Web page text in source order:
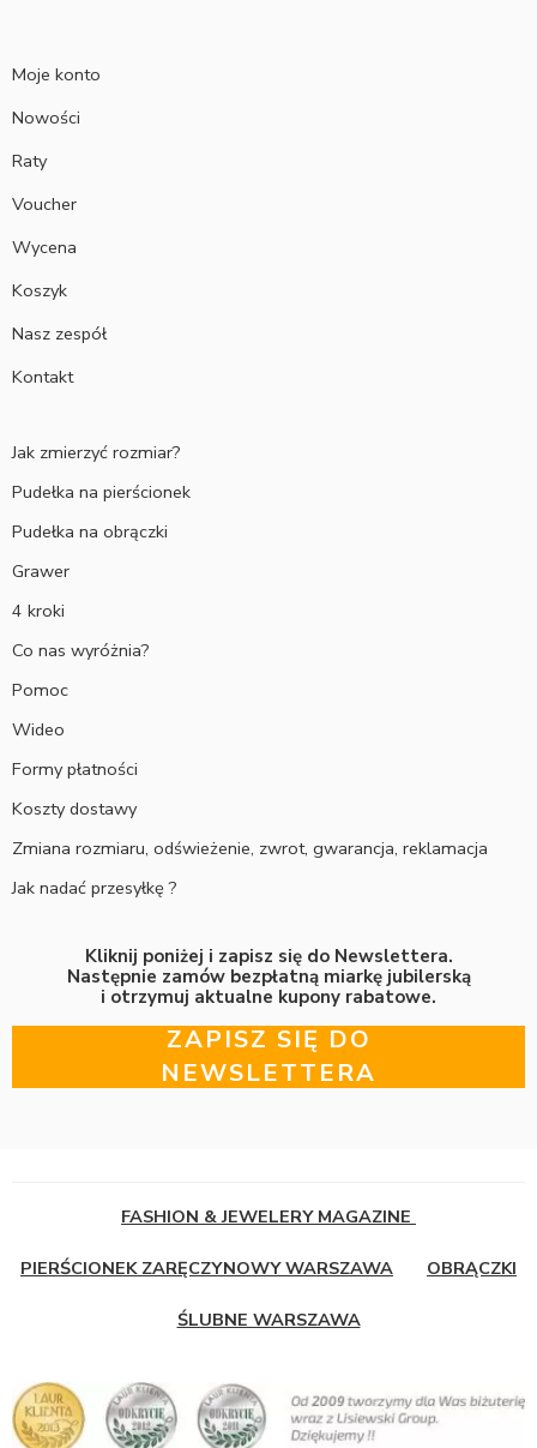
Moje konto
Nowości
Raty
Voucher
Wycena
Koszyk
Nasz zespół
Kontakt
Jak zmierzyć rozmiar?
Pudełka na pierścionek
Pudełka na obrączki
Grawer
4 kroki
Co nas wyróżnia?
Pomoc
Wideo
Formy płatności
Koszty dostawy
Zmiana rozmiaru, odświeżenie, zwrot, gwarancja, reklamacja
Jak nadać przesyłkę ?
Kliknij poniżej i zapisz się do Newslettera.
Następnie zamów bezpłatną miarkę jubilerską
i otrzymuj aktualne kupony rabatowe.
ZAPISZ SIĘ DO
NEWSLETTERA
FASHION & JEWELERY MAGAZINE
PIERŚCIONEK ZARĘCZYNOWY WARSZAWA OBRĄCZKI
ŚLUBNE WARSZAWA